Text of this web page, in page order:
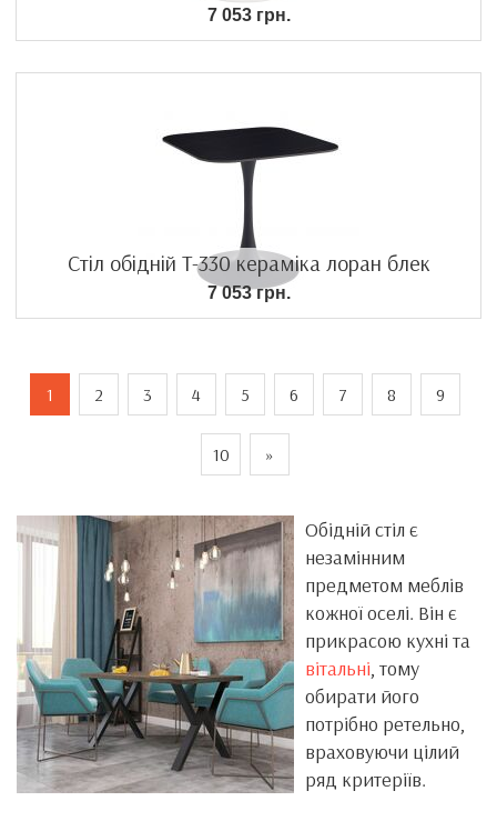
7 053 грн.
Стіл обідній T-330 кераміка лоран блек
7 053 грн.
1 2 3 4 5 6 7 8 9
10 »
Обідній стіл є
незамінним
предметом меблів
кожної оселі. Він є
прикрасою кухні та
вітальні, тому
обирати його
потрібно ретельно,
враховуючи цілий
ряд критеріїв.